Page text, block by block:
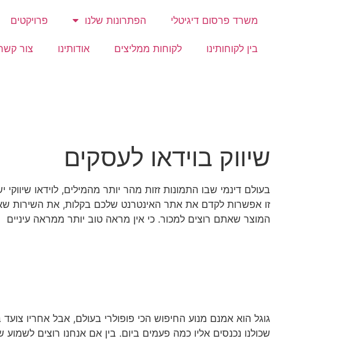
משרד פרסום דיגיטלי הפתרונות שלנו פרויקטים
בין לקוחותינו לקוחות ממליצים אודותינו צור
שיווק בוידאו לעסקים
בעולם דינמי שבו התמונות זזות מהר יותר מהמילים, לוידאו
זו אפשרות לקדם את אתר האינטרנט שלכם בקלות, את השירות
המוצר שאתם רוצים למכור. כי אין מראה טוב יותר ממראה עיניים
גוגל הוא אמנם מנוע החיפוש הכי פופולרי בעולם, אבל אחריו
שכולנו נכנסים אליו כמה פעמים ביום. בין אם אנחנו רוצים לשמוע